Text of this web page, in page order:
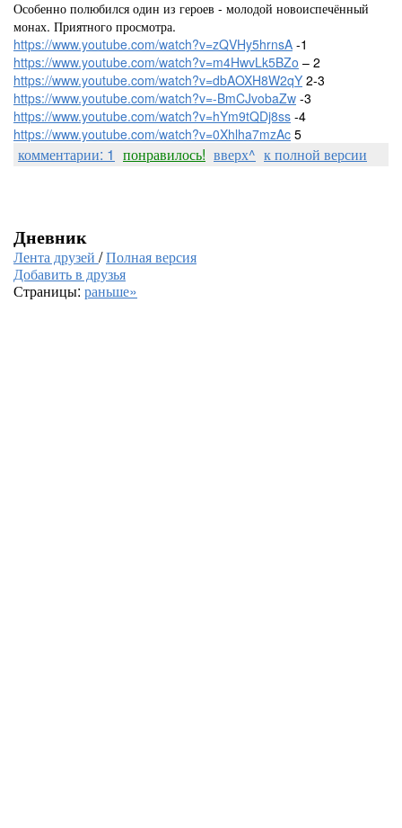
Особенно полюбился один из героев - молодой новоиспечённый
монах. Приятного просмотра.
https://www.youtube.com/watch?v=zQVHy5hrnsA -1
https://www.youtube.com/watch?v=m4HwvLk5BZo – 2
https://www.youtube.com/watch?v=dbAOXH8W2qY 2-3
https://www.youtube.com/watch?v=-BmCJvobaZw -3
https://www.youtube.com/watch?v=hYm9tQDj8ss -4
https://www.youtube.com/watch?v=0Xhlha7mzAc 5
комментарии: 1 понравилось! вверх^ к полной версии
Дневник
Лента друзей /Полная версия
Добавить в друзья
Страницы: раньше»